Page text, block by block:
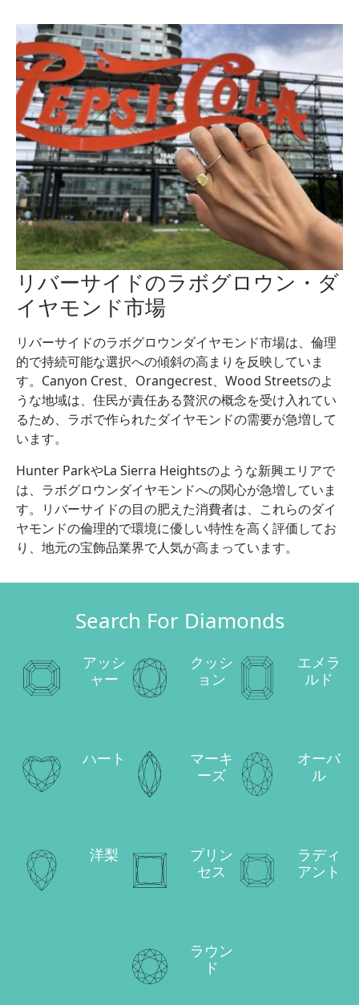
リバーサイドのラボグロウン・ダ
イヤモンド市場
リバーサイドのラボグロウンダイヤモンド市場は、倫理
的で持続可能な選択への傾斜の高まりを反映していま
す。Canyon Crest、Orangecrest、Wood Streetsのよ
うな地域は、住民が責任ある贅沢の概念を受け入れてい
るため、ラボで作られたダイヤモンドの需要が急増して
います。
Hunter ParkやLa Sierra Heightsのような新興エリアで
は、ラボグロウンダイヤモンドへの関心が急増していま
す。リバーサイドの目の肥えた消費者は、これらのダイ
ヤモンドの倫理的で環境に優しい特性を高く評価してお
り、地元の宝飾品業界で人気が高まっています。
Search For Diamonds
アッシ
ャー
クッシ
ョン
エメラ
ルド
ハート
マーキ
ーズ
オーバ
ル
洋梨
プリン
セス
ラディ
アント
ラウン
ド